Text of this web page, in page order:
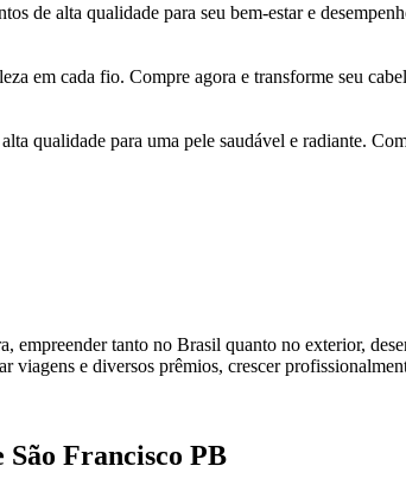
de alta qualidade para seu bem-estar e
em cada fio. Compre agora e transforme seu
qualidade para uma pele saudável e radiante.
empreender tanto no Brasil quanto no exterior,
viagens e diversos prêmios, crescer
Francisco PB